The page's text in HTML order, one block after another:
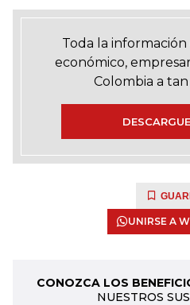
Toda la
económico,
Colombia a
UNIRSE A
CONOZCA LOS
NUESTROS